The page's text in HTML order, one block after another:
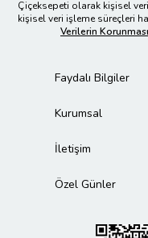
Çiçeksepeti olarak kişisel
kişisel veri işleme süreçleri
Verilerin
Faydalı Bilgiler
Kurumsal
İletişim
Özel Günler